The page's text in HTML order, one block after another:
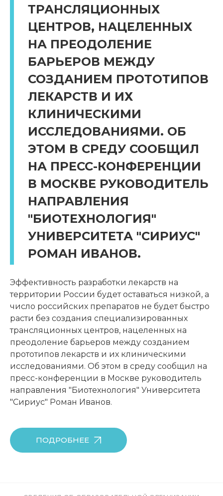
ТРАНСЛЯЦИОННЫХ
ЦЕНТРОВ, НАЦЕЛЕННЫХ
НА ПРЕОДОЛЕНИЕ
БАРЬЕРОВ МЕЖДУ
СОЗДАНИЕМ ПРОТОТИПОВ
ЛЕКАРСТВ И ИХ
КЛИНИЧЕСКИМИ
ИССЛЕДОВАНИЯМИ. ОБ
ЭТОМ В СРЕДУ СООБЩИЛ
НА ПРЕСС-КОНФЕРЕНЦИИ
В МОСКВЕ РУКОВОДИТЕЛЬ
НАПРАВЛЕНИЯ
"БИОТЕХНОЛОГИЯ"
УНИВЕРСИТЕТА "СИРИУС"
РОМАН ИВАНОВ.
Эффективность разработки лекарств на
территории России будет оставаться низкой, а
число российских препаратов не будет быстро
расти без создания специализированных
трансляционных центров, нацеленных на
преодоление барьеров между созданием
прототипов лекарств и их клиническими
исследованиями. Об этом в среду сообщил на
пресс-конференции в Москве руководитель
направления "Биотехнология" Университета
"Сириус" Роман Иванов.
ПОДРОБНЕЕ